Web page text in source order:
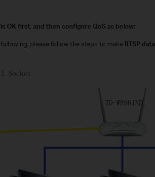
OK first, and then configure QoS as below:
please follow the steps to makeRTSP data